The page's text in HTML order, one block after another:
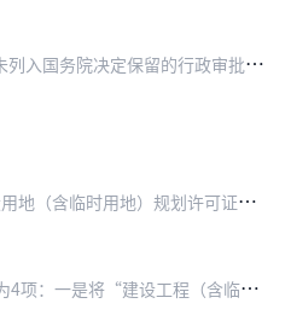
一
是凡没有法律法规依据、未列入国务院决定保留的行政审批事项目录的，一律取消审批。
住
房城乡建设部门5项：建设用地（含临时用地）规划许可证核发、乡村建设规划许可证核发、建筑工程施工许可证核发、超限高层建筑工程抗震设防审批、风景名胜区内建设活动审…
住
房城乡建设部门11项整合为4项：一是将“建设工程（含临时建设）规划许可证核发”、“历史文化街区、名镇、名村核心保护范围内拆除历史建筑以外的建筑物、构筑物或者其…